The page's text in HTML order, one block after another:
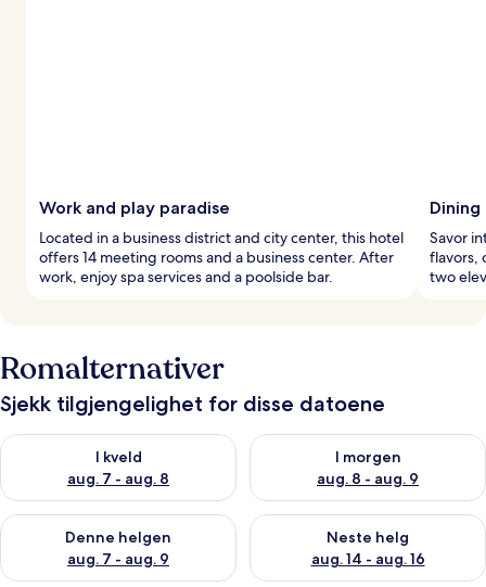
Work and play paradise
Located in a business district and city center, this hotel
offers 14 meeting rooms and a business center. After
work, enjoy spa services and a poolside bar.
Savor
flavors,
two
Romalternativer
Sjekk tilgjengelighet for disse datoene
I kveld
aug. 7 - aug. 8
Sjekk tilgjengelighet for i kveld, aug. 7 - aug. 8
I morgen
aug. 8 - aug. 9
Sjekk tilgjengelighet for i
Denne helgen
aug. 7 - aug. 9
Sjekk tilgjengelighet for denne helgen, aug. 7 - aug. 9
Neste helg
aug. 14 - aug. 16
Sjekk tilgjengelighet for neste